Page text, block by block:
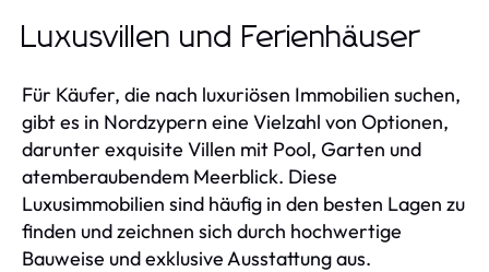
Luxusvillen und Ferienhäuser
Für Käufer, die nach luxuriösen Immobilien suchen,
gibt es in Nordzypern eine Vielzahl von Optionen,
darunter exquisite Villen mit Pool, Garten und
atemberaubendem Meerblick. Diese
Luxusimmobilien sind häufig in den besten Lagen zu
finden und zeichnen sich durch hochwertige
Bauweise und exklusive Ausstattung aus.